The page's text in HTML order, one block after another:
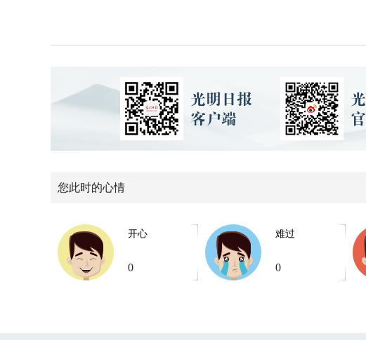
您此时的心情
开心
0
难过
0